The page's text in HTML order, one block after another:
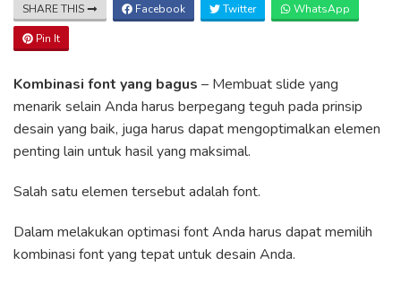
SHARE THIS Facebook Twitter WhatsApp
Pin It
Kombinasi font yang bagus – Membuat slide yang
menarik selain Anda harus berpegang teguh pada prinsip
desain yang baik, juga harus dapat mengoptimalkan elemen
penting lain untuk hasil yang maksimal.
Salah satu elemen tersebut adalah font.
Dalam melakukan optimasi font Anda harus dapat memilih
kombinasi font yang tepat untuk desain Anda.